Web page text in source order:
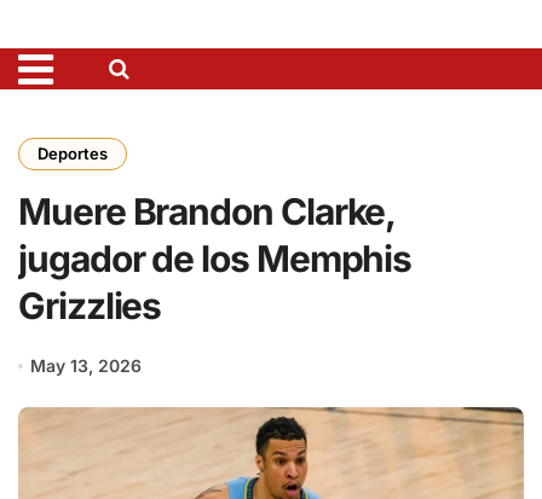
Deportes
Muere Brandon Clarke,
jugador de los Memphis
Grizzlies
May 13, 2026